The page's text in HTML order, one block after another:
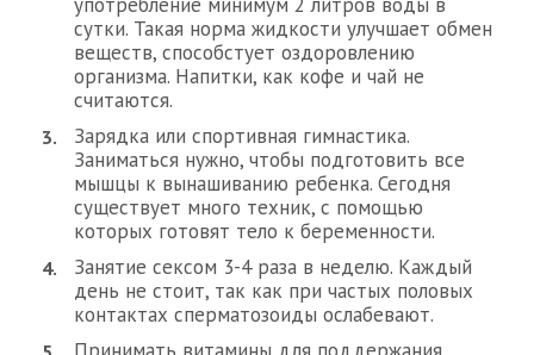
сутки. Такая норма жидкости улучшает обмен
веществ, способстует оздоровлению
организма. Напитки, как кофе и чай не
считаются.
Зарядка или спортивная гимнастика.
Заниматься нужно, чтобы подготовить все
мышцы к вынашиванию ребенка. Сегодня
существует много техник, с помощью
которых готовят тело к беременности.
Занятие сексом 3-4 раза в неделю. Каждый
день не стоит, так как при частых половых
контактах сперматозоиды ослабевают.